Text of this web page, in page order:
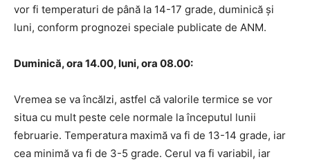
vor fi temperaturi de până la 14-17 grade, duminică și
luni, conform prognozei speciale publicate de ANM.
Duminică, ora 14.00, luni, ora 08.00:
Vremea se va încălzi, astfel că valorile termice se vor
situa cu mult peste cele normale la începutul lunii
februarie. Temperatura maximă va fi de 13-14 grade, iar
cea minimă va fi de 3-5 grade. Cerul va fi variabil, iar